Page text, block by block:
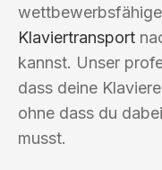
Klaviertransport
kannst. Unser
dass deine
ohne dass du
musst.